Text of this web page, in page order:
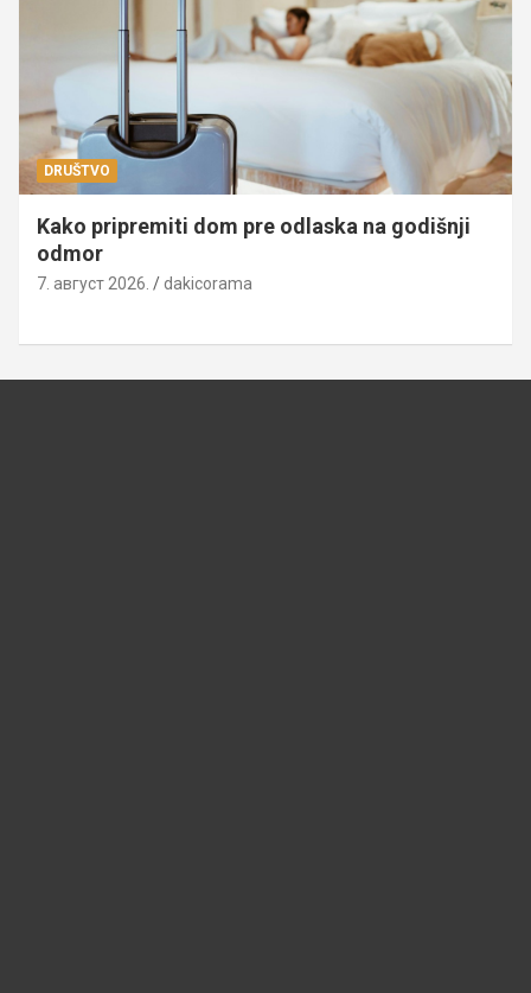
DRUŠTVO
Kako pripremiti dom pre odlaska na godišnji
odmor
7. август 2026. dakicorama